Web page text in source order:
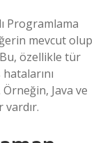
Programlama
mevcut olup
Bu, özellikle tür
Java ve